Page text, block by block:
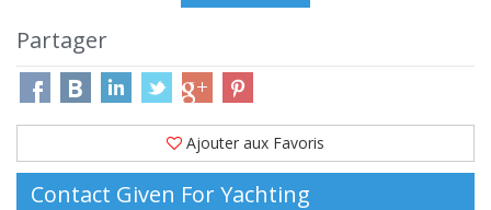
Partager
Ajouter aux Favoris
Contact Given For Yachting